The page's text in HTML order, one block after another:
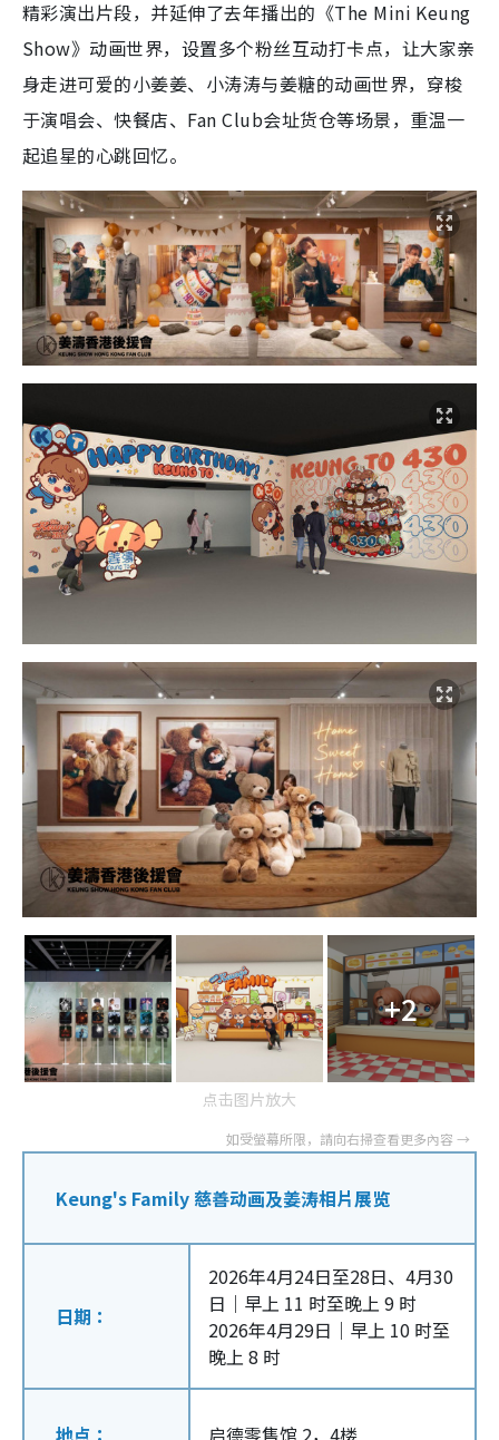
精彩演出片段，并延伸了去年播出的《The Mini Keung
Show》动画世界，设置多个粉丝互动打卡点，让大家亲
身走进可爱的小姜姜、小涛涛与姜糖的动画世界，穿梭
于演唱会、快餐店、Fan Club会址货仓等场景，重温一
起追星的心跳回忆。
+2
点击图片放大
Keung's Family 慈善动画及姜涛相片展览
日期：
2026年4月24日至28日、4月30
日｜早上 11 时至晚上 9 时
2026年4月29日｜早上 10 时至
晚上 8 时
地点： 启德零售馆 2，4楼